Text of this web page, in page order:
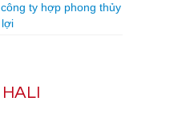
ty hợp phong thủy
lợi